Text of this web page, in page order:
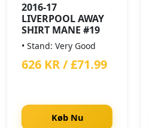
2016-17
LIVERPOOL AWAY
SHIRT MANE #19
• Stand: Very Good
626 KR / £71.99
Køb Nu